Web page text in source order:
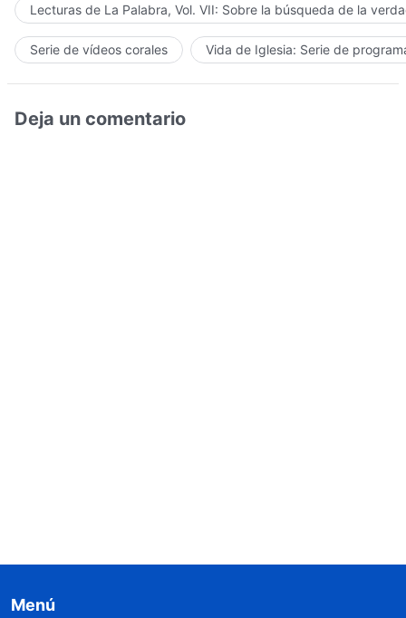
Lecturas de La Palabra, Vol. VII: Sobre la búsqueda de la
Serie de vídeos corales Vida de Iglesia: Serie de
Deja un comentario
Menú